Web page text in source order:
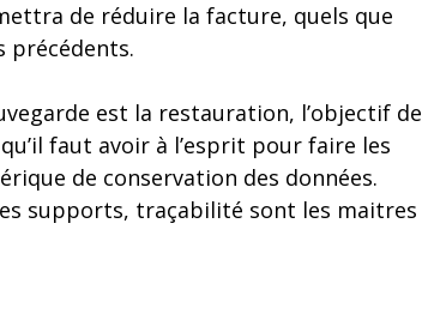
de réduire la facture, quels que
précédents.
est la restauration, l’objectif de
faut avoir à l’esprit pour faire les
de conservation des données.
supports, traçabilité sont les maitres